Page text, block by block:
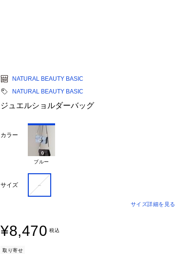
NATURAL BEAUTY BASIC
NATURAL BEAUTY BASIC
ジュエルショルダーバッグ
カラー
ブルー
サイズ －
サイズ詳細を見る
¥8,470 税込
取り寄せ